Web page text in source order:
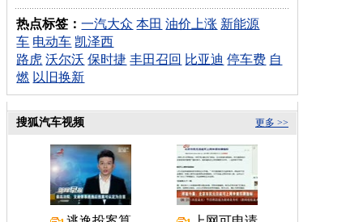
热点标签：一汽大众 本田 油价上涨 新能源
车 电动车 凯泽西
路虎 沃尔沃 保时捷 丰田召回 比亚迪 停车费 自
燃 以旧换新
更多 >>
搜狐汽车视频